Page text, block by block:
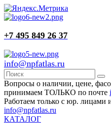
+7 495 849 26 37
info@npfatlas.ru
Вопросы о наличии, цене,
принимаем ТОЛЬКО по почте
Работаем только с юр. лицами
info@npfatlas.ru
КАТАЛОГ